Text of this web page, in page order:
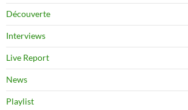
Découverte
Interviews
Live Report
News
Playlist